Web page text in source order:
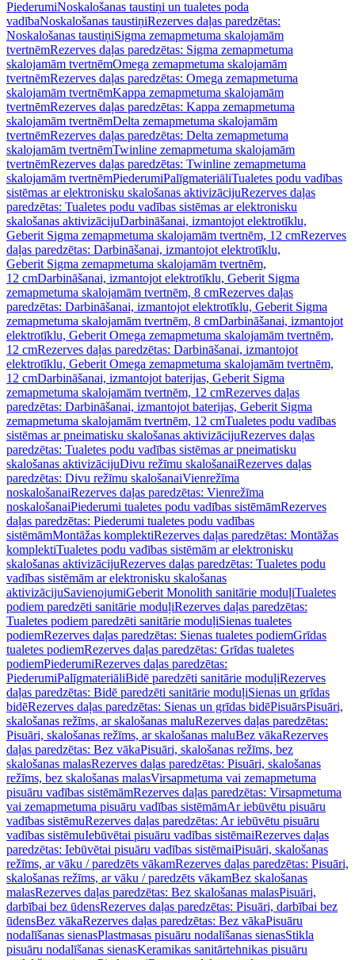
PiederumiNoskalošanas taustiņi un tualetes poda
vadībaNoskalošanas taustiņiRezerves daļas paredzētas:
Noskalošanas taustiņiSigma zemapmetuma skalojamām
tvertnēmRezerves daļas paredzētas: Sigma zemapmetuma
skalojamām tvertnēmOmega zemapmetuma skalojamām
tvertnēmRezerves daļas paredzētas: Omega zemapmetuma
skalojamām tvertnēmKappa zemapmetuma skalojamām
tvertnēmRezerves daļas paredzētas: Kappa zemapmetuma
skalojamām tvertnēmDelta zemapmetuma skalojamām
tvertnēmRezerves daļas paredzētas: Delta zemapmetuma
skalojamām tvertnēmTwinline zemapmetuma skalojamām
tvertnēmRezerves daļas paredzētas: Twinline zemapmetuma
skalojamām tvertnēmPiederumiPalīgmateriāliTualetes podu vadības
sistēmas ar elektronisku skalošanas aktivizācijuRezerves daļas
paredzētas: Tualetes podu vadības sistēmas ar elektronisku
skalošanas aktivizācijuDarbināšanai, izmantojot elektrotīklu,
Geberit Sigma zemapmetuma skalojamām tvertnēm, 12 cmRezerves
daļas paredzētas: Darbināšanai, izmantojot elektrotīklu,
Geberit Sigma zemapmetuma skalojamām tvertnēm,
12 cmDarbināšanai, izmantojot elektrotīklu, Geberit Sigma
zemapmetuma skalojamām tvertnēm, 8 cmRezerves daļas
paredzētas: Darbināšanai, izmantojot elektrotīklu, Geberit Sigma
zemapmetuma skalojamām tvertnēm, 8 cmDarbināšanai, izmantojot
elektrotīklu, Geberit Omega zemapmetuma skalojamām tvertnēm,
12 cmRezerves daļas paredzētas: Darbināšanai, izmantojot
elektrotīklu, Geberit Omega zemapmetuma skalojamām tvertnēm,
12 cmDarbināšanai, izmantojot baterijas, Geberit Sigma
zemapmetuma skalojamām tvertnēm, 12 cmRezerves daļas
paredzētas: Darbināšanai, izmantojot baterijas, Geberit Sigma
zemapmetuma skalojamām tvertnēm, 12 cmTualetes podu vadības
sistēmas ar pneimatisku skalošanas aktivizācijuRezerves daļas
paredzētas: Tualetes podu vadības sistēmas ar pneimatisku
skalošanas aktivizācijuDivu režīmu skalošanaiRezerves daļas
paredzētas: Divu režīmu skalošanaiVienrežīma
noskalošanaiRezerves daļas paredzētas: Vienrežīma
noskalošanaiPiederumi tualetes podu vadības sistēmāmRezerves
daļas paredzētas: Piederumi tualetes podu vadības
sistēmāmMontāžas komplektiRezerves daļas paredzētas: Montāžas
komplektiTualetes podu vadības sistēmām ar elektronisku
skalošanas aktivizācijuRezerves daļas paredzētas: Tualetes podu
vadības sistēmām ar elektronisku skalošanas
aktivizācijuSavienojumiGeberit Monolith sanitārie moduļiTualetes
podiem paredzēti sanitārie moduļiRezerves daļas paredzētas:
Tualetes podiem paredzēti sanitārie moduļiSienas tualetes
podiemRezerves daļas paredzētas: Sienas tualetes podiemGrīdas
tualetes podiemRezerves daļas paredzētas: Grīdas tualetes
podiemPiederumiRezerves daļas paredzētas:
PiederumiPalīgmateriāliBidē paredzēti sanitārie moduļiRezerves
daļas paredzētas: Bidē paredzēti sanitārie moduļiSienas un grīdas
bidēRezerves daļas paredzētas: Sienas un grīdas bidēPisuārsPisuāri,
skalošanas režīms, ar skalošanas maluRezerves daļas paredzētas:
Pisuāri, skalošanas režīms, ar skalošanas maluBez vākaRezerves
daļas paredzētas: Bez vākaPisuāri, skalošanas režīms, bez
skalošanas malasRezerves daļas paredzētas: Pisuāri, skalošanas
režīms, bez skalošanas malasVirsapmetuma vai zemapmetuma
pisuāru vadības sistēmāmRezerves daļas paredzētas: Virsapmetuma
vai zemapmetuma pisuāru vadības sistēmāmAr iebūvētu pisuāru
vadības sistēmuRezerves daļas paredzētas: Ar iebūvētu pisuāru
vadības sistēmuIebūvētai pisuāru vadības sistēmaiRezerves daļas
paredzētas: Iebūvētai pisuāru vadības sistēmaiPisuāri, skalošanas
režīms, ar vāku / paredzēts vākamRezerves daļas paredzētas: Pisuāri,
skalošanas režīms, ar vāku / paredzēts vākamBez skalošanas
malasRezerves daļas paredzētas: Bez skalošanas malasPisuāri,
darbībai bez ūdensRezerves daļas paredzētas: Pisuāri, darbībai bez
ūdensBez vākaRezerves daļas paredzētas: Bez vākaPisuāru
nodalīšanas sienasPlastmasas pisuāru nodalīšanas sienasStikla
pisuāru nodalīšanas sienasKeramikas sanitārtehnikas pisuāru